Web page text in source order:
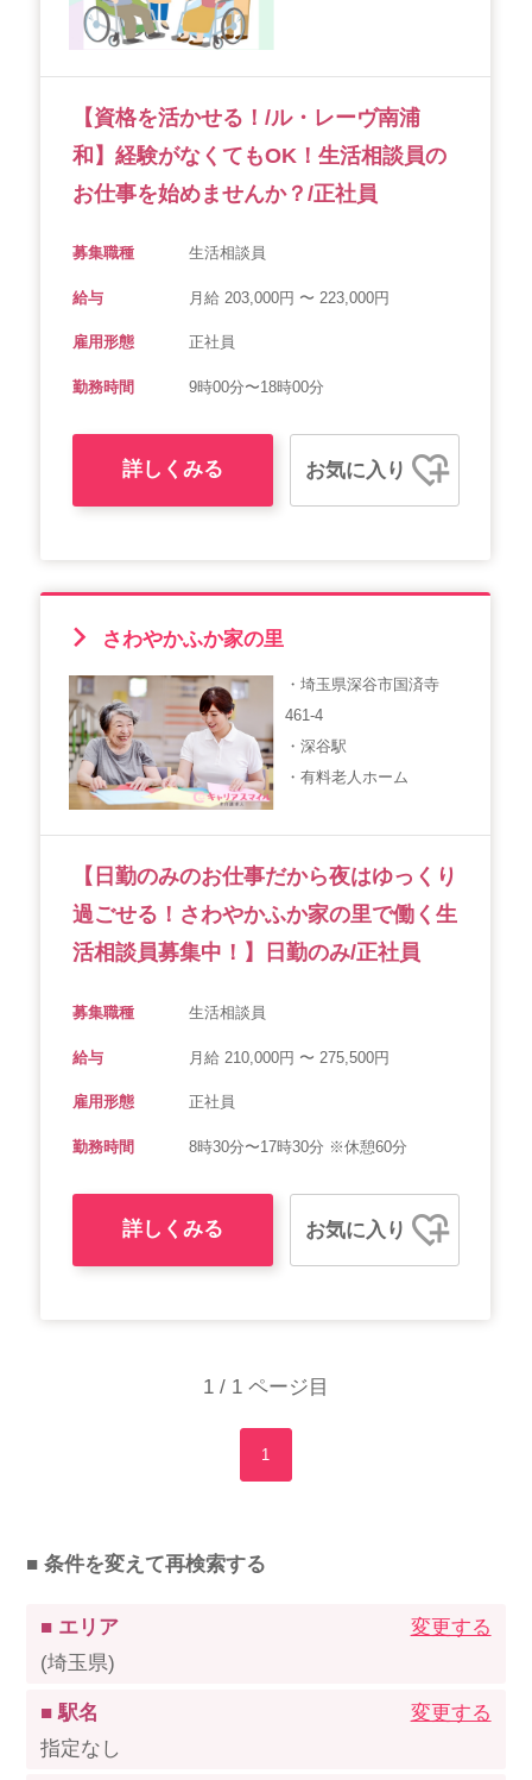
【資格を活かせる！/ル・レーヴ南浦
和】経験がなくてもOK！生活相談員の
お仕事を始めませんか？/正社員
募集職種 生活相談員
給与 月給 203,000円 〜 223,000円
雇用形態 正社員
勤務時間 9時00分〜18時00分
詳しくみる お気に入り
さわやかふか家の里
・埼玉県深谷市国済寺
461-4
・深谷駅
・有料老人ホーム
【日勤のみのお仕事だから夜はゆっくり
過ごせる！さわやかふか家の里で働く生
活相談員募集中！】日勤のみ/正社員
募集職種 生活相談員
給与 月給 210,000円 〜 275,500円
雇用形態 正社員
勤務時間 8時30分〜17時30分 ※休憩60分
詳しくみる お気に入り
1 / 1 ページ目
1
■ 条件を変えて再検索する
■ エリア
(埼玉県)
変更する
■ 駅名
指定なし
変更する